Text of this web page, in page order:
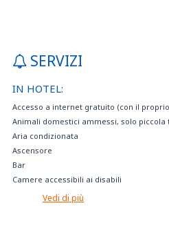
SERVIZI
IN HOTEL:
Accesso a internet gratuito (con il
Animali domestici ammessi, solo piccola
Aria condizionata
Ascensore
Bar
Camere accessibili ai disabili
Camere insonorizzate
Vedi di più